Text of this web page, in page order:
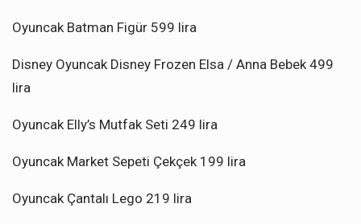
Oyuncak Batman Figür 599 lira
Disney Oyuncak Disney Frozen Elsa / Anna Bebek 499
lira
Oyuncak Elly’s Mutfak Seti 249 lira
Oyuncak Market Sepeti Çekçek 199 lira
Oyuncak Çantalı Lego 219 lira